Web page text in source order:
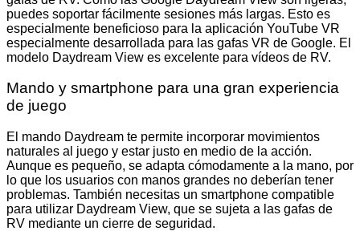
puedes soportar fácilmente sesiones más largas. Esto es
especialmente beneficioso para la aplicación YouTube VR
especialmente desarrollada para las gafas VR de Google. El
modelo Daydream View es excelente para vídeos de RV.
Mando y smartphone para una gran experiencia
de juego
El mando Daydream te permite incorporar movimientos
naturales al juego y estar justo en medio de la acción.
Aunque es pequeño, se adapta cómodamente a la mano, por
lo que los usuarios con manos grandes no deberían tener
problemas. También necesitas un smartphone compatible
para utilizar Daydream View, que se sujeta a las gafas de
RV mediante un cierre de seguridad.